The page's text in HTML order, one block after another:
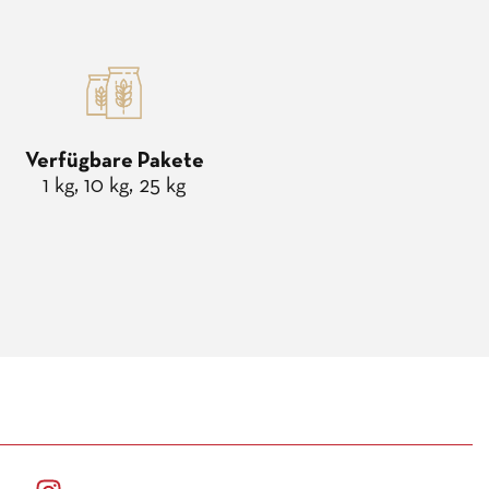
Verfügbare Pakete
1 kg, 10 kg, 25 kg